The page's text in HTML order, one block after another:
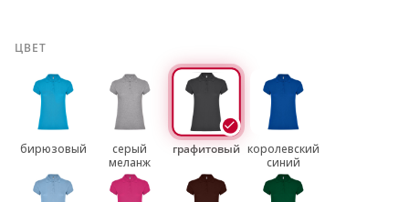
ЦВЕТ
бирюзовый
серый
меланж
графитовый королевский
синий